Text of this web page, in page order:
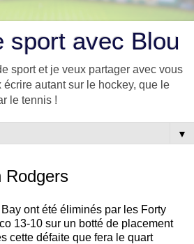
sport avec Blou
sport et je veux partager avec vous
autant sur le hockey, que le
le tennis !
▼
Rodgers
ont été éliminés par les Forty
13-10 sur un botté de placement
cette défaite que fera le quart